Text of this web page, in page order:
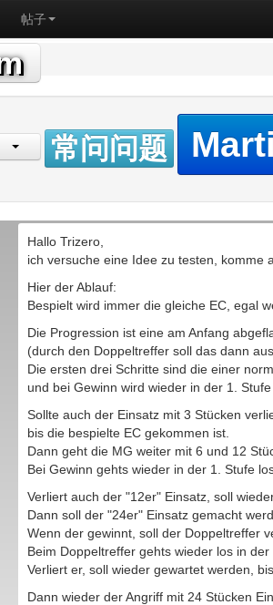
帖子
常问问题
Hallo Trizero,
ich versuche eine Idee zu testen, komme
Hier der Ablauf:
Bespielt wird immer die gleiche EC, egal
Die Progression ist eine am Anfang
(durch den Doppeltreffer soll das dann
Die ersten drei Schritte sind die einer
und bei Gewinn wird wieder in der 1. Stufe
Sollte auch der Einsatz mit 3 Stücken
bis die bespielte EC gekommen ist.
Dann geht die MG weiter mit 6 und 12
Bei Gewinn gehts wieder in der 1. Stufe
Verliert auch der "12er" Einsatz, soll
Dann soll der "24er" Einsatz gemacht
Wenn der gewinnt, soll der Doppeltreffer
Beim Doppeltreffer gehts wieder los in der
Verliert er, soll wieder gewartet werden,
Dann wieder der Angriff mit 24 Stücken